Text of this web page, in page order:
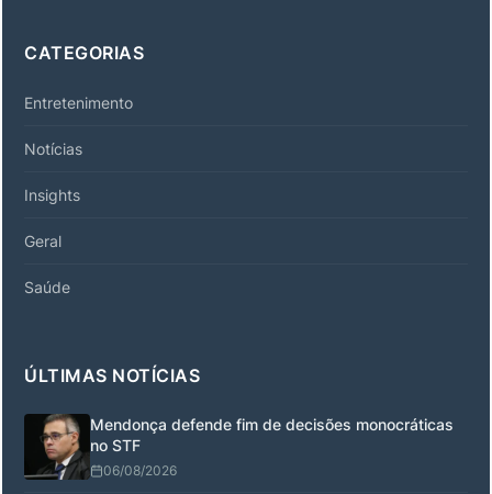
CATEGORIAS
Entretenimento
Notícias
Insights
Geral
Saúde
ÚLTIMAS NOTÍCIAS
Mendonça defende fim de decisões monocráticas
no STF
06/08/2026